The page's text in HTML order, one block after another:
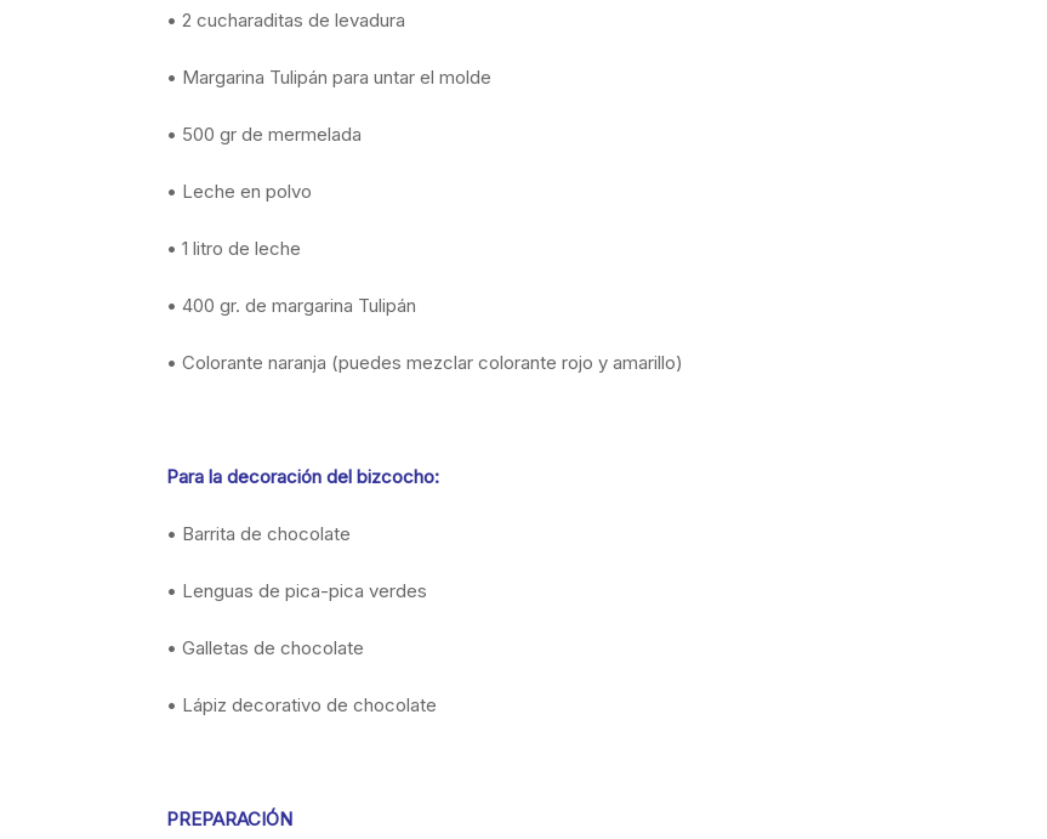
• 2 cucharaditas de levadura
• Margarina Tulipán para untar el molde
• 500 gr de mermelada
• Leche en polvo
• 1 litro de leche
• 400 gr. de margarina Tulipán
• Colorante naranja (puedes mezclar colorante rojo y amarillo)
Para la decoración del bizcocho:
• Barrita de chocolate
• Lenguas de pica-pica verdes
• Galletas de chocolate
• Lápiz decorativo de chocolate
PREPARACIÓN